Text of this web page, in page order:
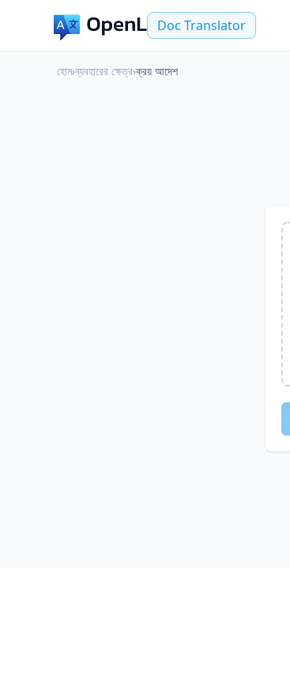
Doc Translator
হোম›ব্যবহারের ক্ষেত্র›ক্রয় আদেশ